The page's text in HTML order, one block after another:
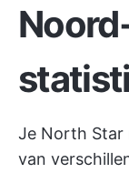
Je North Star
van